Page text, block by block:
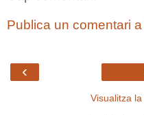
Publica un comentari
‹
Visualitza